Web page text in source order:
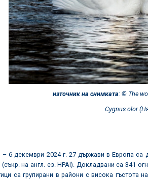
източник на снимката: © The
Cygnus olor (
6 декември 2024 г. 27 държави в Европа са
на англ. ез. HPAI). Докладвани са 341
са групирани в райони с висока гъстота